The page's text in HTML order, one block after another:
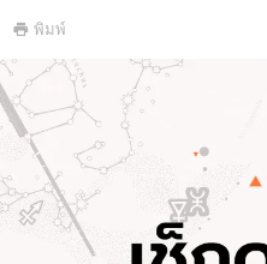
ติดตามสนุกโซเชียลได้ที่
พิมพ์